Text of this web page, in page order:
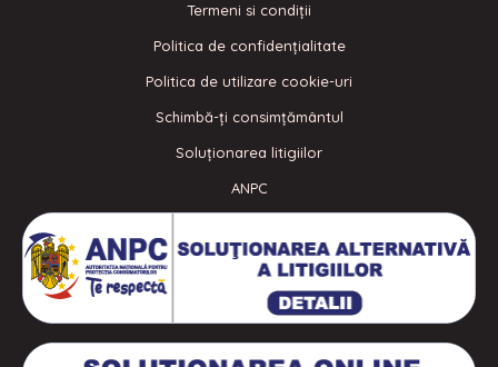
Termeni si condiţii
Politica de confidenţialitate
Politica de utilizare cookie-uri
Schimbă-ți consimțământul
Soluționarea litigiilor
ANPC